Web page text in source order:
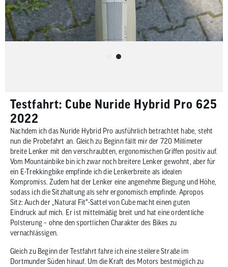
Testfahrt: Cube Nuride Hybrid Pro 625
2022
Nachdem ich das Nuride Hybrid Pro ausführlich betrachtet habe, steht
nun die Probefahrt an. Gleich zu Beginn fällt mir der 720 Millimeter
breite Lenker mit den verschraubten, ergonomischen Griffen positiv auf.
Vom Mountainbike bin ich zwar noch breitere Lenker gewohnt, aber für
ein E-Trekkingbike empfinde ich die Lenkerbreite als idealen
Kompromiss. Zudem hat der Lenker eine angenehme Biegung und Höhe,
sodass ich die Sitzhaltung als sehr ergonomisch empfinde. Apropos
Sitz: Auch der „Natural Fit“-Sattel von Cube macht einen guten
Eindruck auf mich. Er ist mittelmäßig breit und hat eine ordentliche
Polsterung – ohne den sportlichen Charakter des Bikes zu
vernachlässigen.
Gleich zu Beginn der Testfahrt fahre ich eine steilere Straße im
Dortmunder Süden hinauf. Um die Kraft des Motors bestmöglich zu